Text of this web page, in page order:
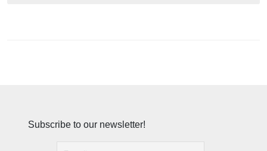
Subscribe to our newsletter!